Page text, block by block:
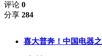
评论 0
分享 284
喜大普奔！中国电器